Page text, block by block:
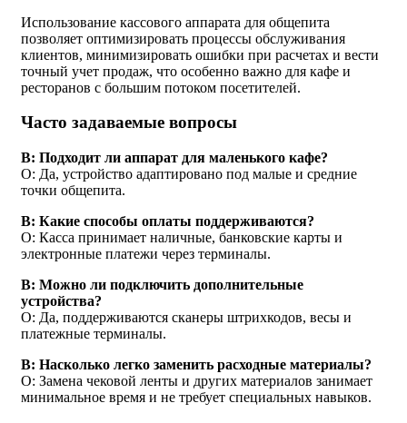
Использование кассового аппарата для общепита
позволяет оптимизировать процессы обслуживания
клиентов, минимизировать ошибки при расчетах и вести
точный учет продаж, что особенно важно для кафе и
ресторанов с большим потоком посетителей.
Часто задаваемые вопросы
В: Подходит ли аппарат для маленького кафе?
О: Да, устройство адаптировано под малые и средние
точки общепита.
В: Какие способы оплаты поддерживаются?
О: Касса принимает наличные, банковские карты и
электронные платежи через терминалы.
В: Можно ли подключить дополнительные
устройства?
О: Да, поддерживаются сканеры штрихкодов, весы и
платежные терминалы.
В: Насколько легко заменить расходные материалы?
О: Замена чековой ленты и других материалов занимает
минимальное время и не требует специальных навыков.